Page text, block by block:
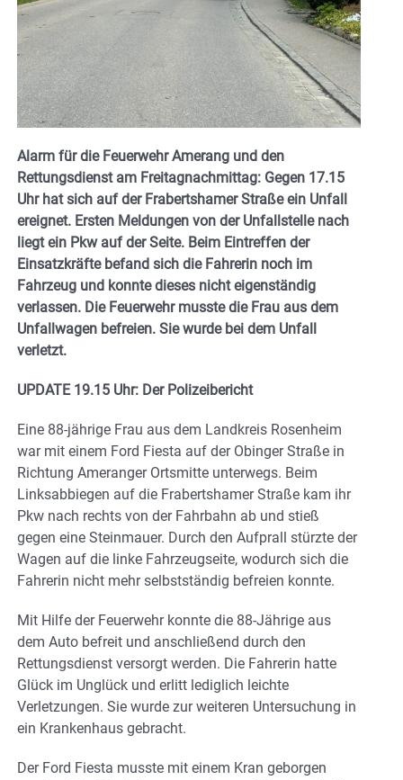
Alarm für die Feuerwehr Amerang und den
Rettungsdienst am Freitagnachmittag: Gegen 17.15
Uhr hat sich auf der Frabertshamer Straße ein Unfall
ereignet. Ersten Meldungen von der Unfallstelle nach
liegt ein Pkw auf der Seite. Beim Eintreffen der
Einsatzkräfte befand sich die Fahrerin noch im
Fahrzeug und konnte dieses nicht eigenständig
verlassen. Die Feuerwehr musste die Frau aus dem
Unfallwagen befreien. Sie wurde bei dem Unfall
verletzt.
UPDATE 19.15 Uhr: Der Polizeibericht
Eine 88-jährige Frau aus dem Landkreis Rosenheim
war mit einem Ford Fiesta auf der Obinger Straße in
Richtung Ameranger Ortsmitte unterwegs. Beim
Linksabbiegen auf die Frabertshamer Straße kam ihr
Pkw nach rechts von der Fahrbahn ab und stieß
gegen eine Steinmauer. Durch den Aufprall stürzte der
Wagen auf die linke Fahrzeugseite, wodurch sich die
Fahrerin nicht mehr selbstständig befreien konnte.
Mit Hilfe der Feuerwehr konnte die 88-Jährige aus
dem Auto befreit und anschließend durch den
Rettungsdienst versorgt werden. Die Fahrerin hatte
Glück im Unglück und erlitt lediglich leichte
Verletzungen. Sie wurde zur weiteren Untersuchung in
ein Krankenhaus gebracht.
Der Ford Fiesta musste mit einem Kran geborgen